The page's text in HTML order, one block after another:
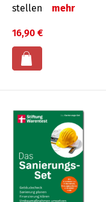
stellen
mehr
16,90 €